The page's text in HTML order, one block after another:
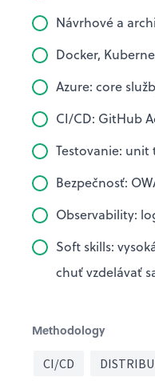
Návrhové a
Docker,
Azure: core
CI/CD: GitHub
Testovanie: unit
Bezpečnosť:
Observability:
Soft skills:
chuť vzdelávať
Methodology
CI/CD